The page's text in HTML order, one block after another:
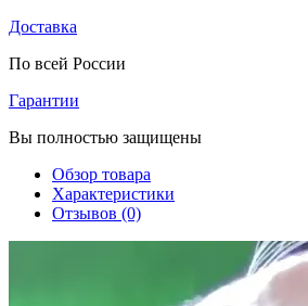
Доставка
По всей России
Гарантии
Вы полностью защищены
Обзор товара
Характеристики
Отзывов (0)